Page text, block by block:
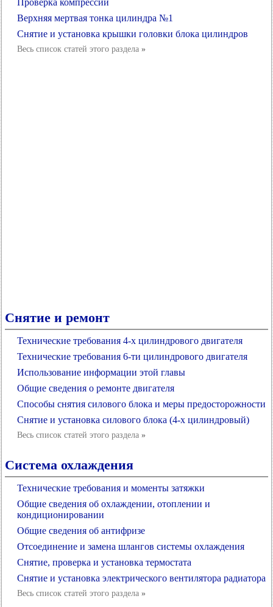
Проверка компрессии
Верхняя мертвая тонка цилиндра №1
Снятие и установка крышки головки блока цилиндров
Весь список статей этого раздела »
Снятие и ремонт
Технические требования 4-х цилиндрового двигателя
Технические требования 6-ти цилиндрового двигателя
Использование информации этой главы
Общие сведения о ремонте двигателя
Способы снятия силового блока и меры предосторожности
Снятие и установка силового блока (4-х цилиндровый)
Весь список статей этого раздела »
Система охлаждения
Технические требования и моменты затяжки
Общие сведения об охлаждении, отоплении и
кондиционировании
Общие сведения об антифризе
Отсоединение и замена шлангов системы охлаждения
Снятие, проверка и установка термостата
Снятие и установка электрического вентилятора радиатора
Весь список статей этого раздела »